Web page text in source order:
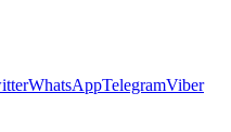
WhatsAppTelegramViber